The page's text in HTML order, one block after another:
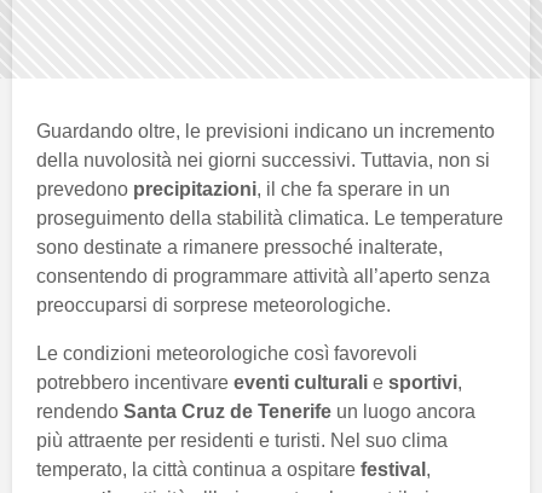
Guardando oltre, le previsioni indicano un incremento
della nuvolosità nei giorni successivi. Tuttavia, non si
prevedono precipitazioni, il che fa sperare in un
proseguimento della stabilità climatica. Le temperature
sono destinate a rimanere pressoché inalterate,
consentendo di programmare attività all’aperto senza
preoccuparsi di sorprese meteorologiche.
Le condizioni meteorologiche così favorevoli
potrebbero incentivare eventi culturali e sportivi,
rendendo Santa Cruz de Tenerife un luogo ancora
più attraente per residenti e turisti. Nel suo clima
temperato, la città continua a ospitare festival ,